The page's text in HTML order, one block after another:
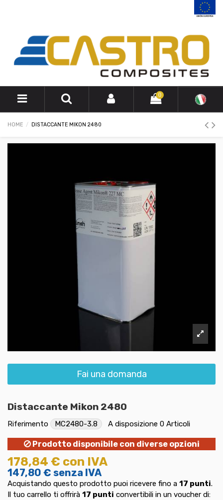
0
HOME DISTACCANTE MIKON 2480
Fai una domanda
Distaccante Mikon 2480
Riferimento MC2480-3.8 A disposizione 0 Articoli
Prodotto disponibile con diverse opzioni
178,84 € con IVA
147,80 € senza IVA
Acquistando questo prodotto puoi ricevere fino a 17 punti.
Il tuo carrello ti offrirà 17 punti convertibili in un voucher di: